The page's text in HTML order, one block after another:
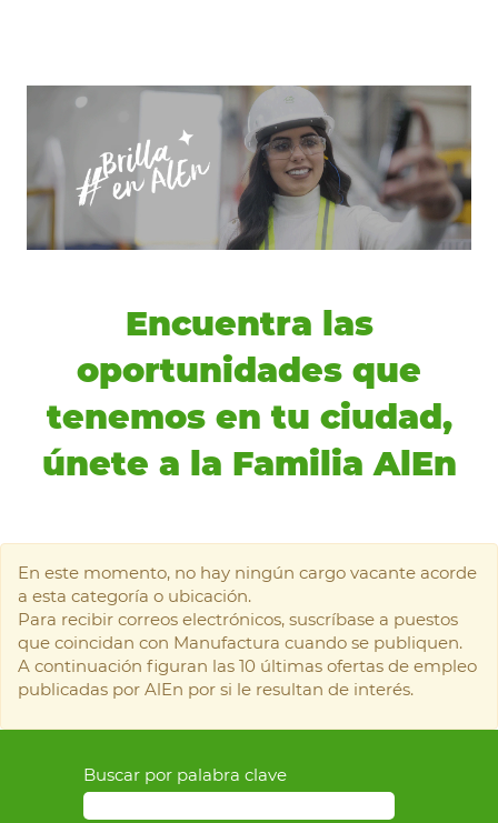
Encuentra las
oportunidades que
tenemos en tu ciudad,
únete a la Familia AlEn
En este momento, no hay ningún cargo vacante acorde
a esta categoría o ubicación.
Para recibir correos electrónicos, suscríbase a puestos
que coincidan con Manufactura cuando se publiquen.
A continuación figuran las 10 últimas ofertas de empleo
publicadas por AlEn por si le resultan de interés.
Buscar por palabra clave